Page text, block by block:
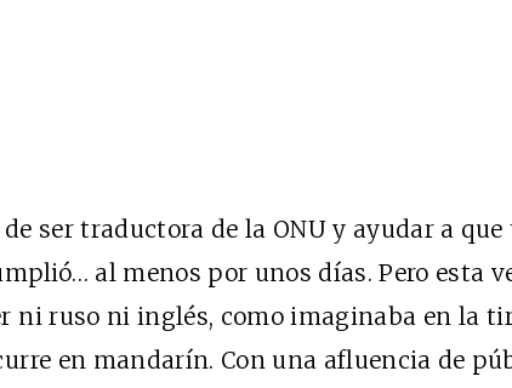
ser traductora de la ONU y ayudar a que
al menos por unos días. Pero esta
ni ruso ni inglés, como imaginaba en la
en mandarín. Con una afluencia de